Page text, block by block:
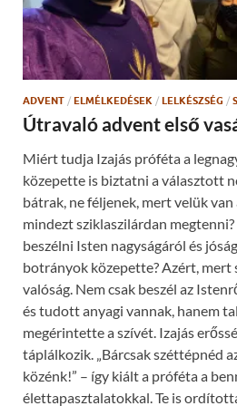
ADVENT / ELMÉLKEDÉSEK / LELKÉSZSÉG /
Útravaló advent első
Miért tudja Izajás próféta a
közepette is biztatni a választott
bátrak, ne féljenek, mert velük
mindezt sziklaszilárdan
beszélni Isten nagyságáról és
botrányok közepette? Azért, mert
valóság. Nem csak beszél az
és tudott anyagi vannak, hanem
megérintette a szívét. Izajás
táplálkozik. „Bárcsak széttépnéd
közénk!” – így kiált a próféta a
élettapasztalatokkal. Te is